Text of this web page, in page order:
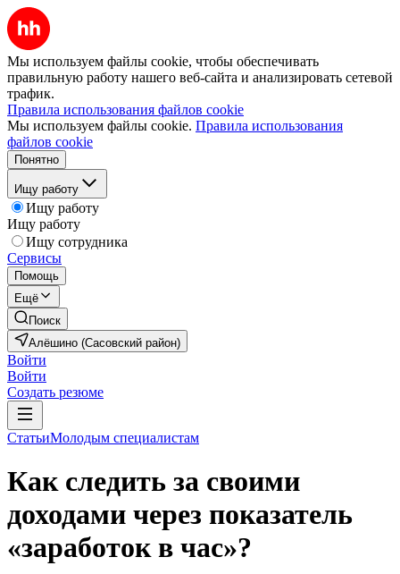
Мы используем файлы cookie, чтобы обеспечивать
правильную работу нашего веб-сайта и анализировать сетевой
трафик.
Правила использования файлов cookie
Мы используем файлы cookie. Правила использования
файлов cookie
Понятно
Ищу работу
Ищу работу
Ищу работу
Ищу сотрудника
Сервисы
Помощь
Ещё
Поиск
Алёшино (Сасовский район)
Войти
Войти
Создать резюме
СтатьиМолодым специалистам
Как следить за своими
доходами через показатель
«заработок в час»?